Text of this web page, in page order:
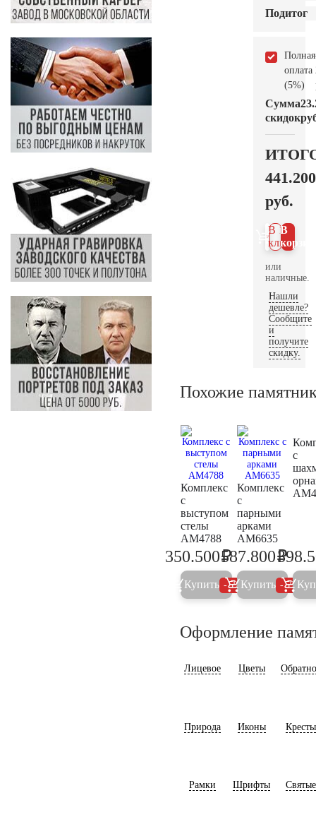
Подитог
Полная
оплата
(5%)
Сумма
скидок
441.200
руб.
В
В 1
клик
или
наличные.
Нашли
дешевле?
Сообщите
и
получите
скидку.
Похожие
Комплекс
с
выступом
стелы
AM4788
368.900
350.500₽
Купить 5%
Комплекс
с
парными
арками
AM6635
587.800₽
Купить 5%
с
Оформление
Лицевое Цветы
Природа Иконы Кресты
Рамки Шрифты Святые